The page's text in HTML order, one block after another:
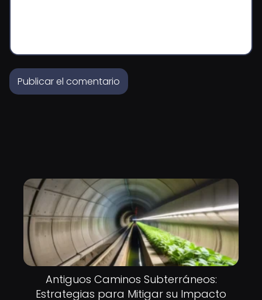
Antiguos Caminos Subterráneos:
Estrategias para Mitigar su Impacto